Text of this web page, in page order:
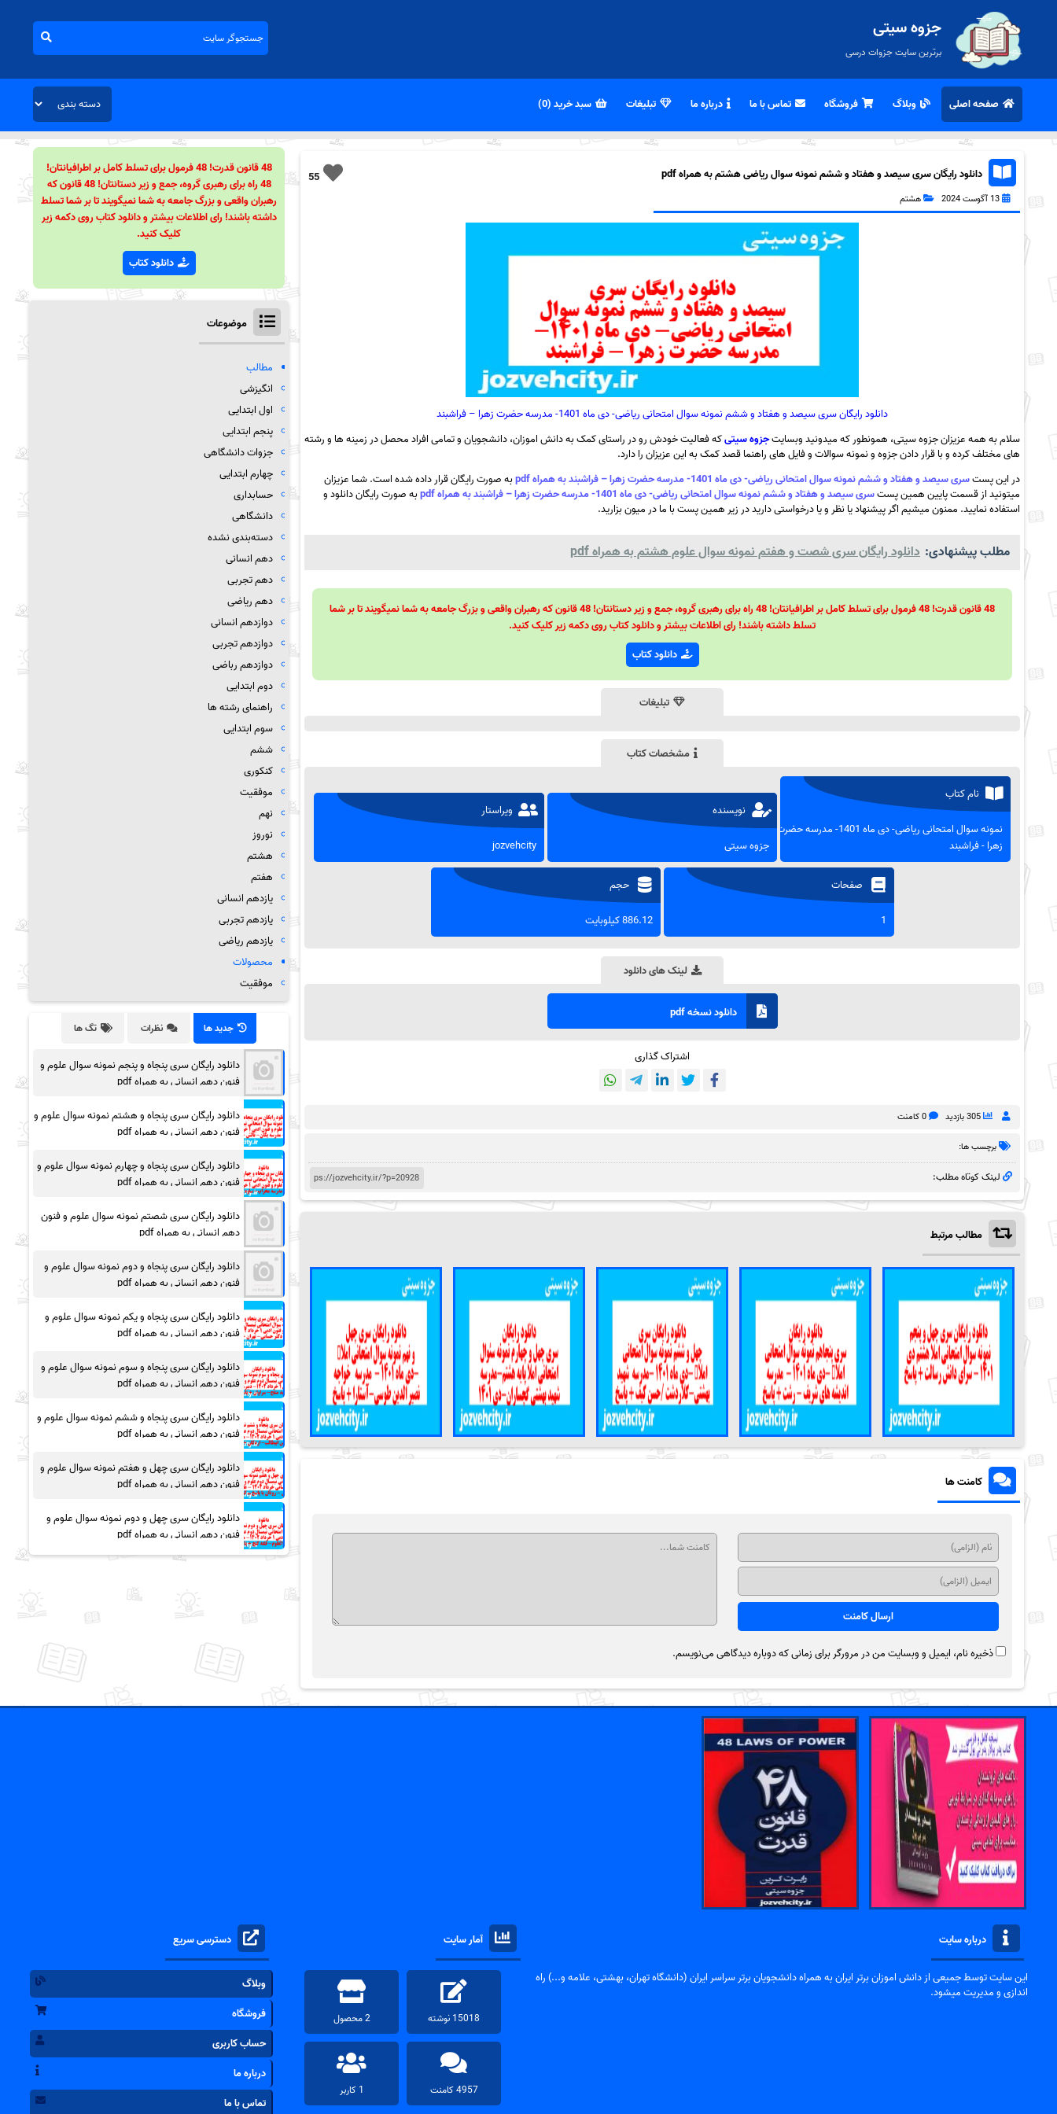
جزوه سیتی
برترین سایت جزوات درسی
صفحه اصلی وبلاگ فروشگاه تماس با ما درباره ما تبلیغات سبد خرید (0)
55 دانلود رایگان سری سیصد و هفتاد و ششم نمونه سوال ریاضی هشتم به همراه pdf
13 آگوست 2024 هشتم
دانلود رایگان سری سیصد و هفتاد و ششم نمونه سوال امتحانی ریاضی- دی ماه 1401- مدرسه حضرت زهرا – فراشبند
سلام به همه عزیزان جزوه سیتی، همونطور که میدونید وبسایتجزوه سیتیکه فعالیت خودش رو در راستای کمک به دانش اموزان، دانشجویان و تمامی افراد محصل در زمینه ها و رشته
های مختلف کرده و با قرار دادن جزوه و نمونه سوالات و فایل های راهنما قصد کمک به این عزیزان را دارد.
در این پستسری سیصد و هفتاد و ششم نمونه سوال امتحانی ریاضی- دی ماه 1401- مدرسه حضرت زهرا – فراشبند به همراه pdf
به صورت رایگان قرار داده شده است. شما عزیزان
میتونید از قسمت پایین همین پستسری سیصد و هفتاد و ششم نمونه سوال امتحانی ریاضی- دی ماه 1401- مدرسه حضرت زهرا – فراشبند به همراه pdf
به صورت رایگان دانلود و
استفاده نمایید. ممنون میشیم اگر پیشنهاد یا نظر و یا درخواستی دارید در زیر همین پست با ما در میون بزارید.
مطلب پیشنهادی: دانلود رایگان سری شصت و هفتم نمونه سوال علوم هشتم به همراه pdf
48 قانون قدرت! 48 فرمول برای تسلط کامل بر اطرافیانتان! 48 راه برای رهبری گروه، جمع و زیر دستانتان! 48 قانون که رهبران واقعی و بزرگ جامعه به شما نمیگویند تا بر شما
تسلط داشته باشند! رای اطلاعات بیشتر و دانلود کتاب روی دکمه زیر کلیک کنید.
دانلود کتاب
تبلیغات
مشخصات کتاب
نام کتاب
نمونه سوال امتحانی ریاضی- دی ماه 1401- مدرسه حضرت
زهرا - فراشبند
نویسنده
جزوه سیتی
ویراستار
jozvehcity
صفحات
1
حجم
886.12 کیلوبایت
لینک های دانلود
دانلود نسخه pdf
اشتراک گذاری
305 بازدید 0 کامنت
برچسب ها:
لینک کوتاه مطلب:
مطالب مرتبط
کامنت ها
ذخیره نام، ایمیل و وبسایت من در مرورگر برای زمانی که دوباره دیدگاهی می‌نویسم.
48 قانون قدرت! 48 فرمول برای تسلط کامل بر اطرافیانتان!
48 راه برای رهبری گروه، جمع و زیر دستانتان! 48 قانون که
رهبران واقعی و بزرگ جامعه به شما نمیگویند تا بر شما تسلط
داشته باشند! رای اطلاعات بیشتر و دانلود کتاب روی دکمه زیر
کلیک کنید.
دانلود کتاب
موضوعات
مطالب
انگیزشی
اول ابتدایی
پنجم ابتدایی
جزوات دانشگاهی
چهارم ابتدایی
حسابداری
دانشگاهی
دسته‌بندی نشده
دهم انسانی
دهم تجربی
دهم ریاضی
دوازدهم انسانی
دوازدهم تجربی
دوازدهم رباضی
دوم ابتدایی
راهنمای رشته ها
سوم ابتدایی
ششم
کنکوری
موفقیت
نهم
نوروز
هشتم
هفتم
یازدهم انسانی
یازدهم تجربی
یازدهم ریاضی
محصولات
موفقیت
جدید ها نظرات تگ ها
دانلود رایگان سری پنجاه و پنجم نمونه سوال علوم و
فنون دهم انسانی به همراه pdf
دانلود رایگان سری پنجاه و هشتم نمونه سوال علوم و
فنون دهم انسانی به همراه pdf
دانلود رایگان سری پنجاه و چهارم نمونه سوال علوم و
فنون دهم انسانی به همراه pdf
دانلود رایگان سری شصتم نمونه سوال علوم و فنون
دهم انسانی به همراه pdf
دانلود رایگان سری پنجاه و دوم نمونه سوال علوم و
فنون دهم انسانی به همراه pdf
دانلود رایگان سری پنجاه و یکم نمونه سوال علوم و
فنون دهم انسانی به همراه pdf
دانلود رایگان سری پنجاه و سوم نمونه سوال علوم و
فنون دهم انسانی به همراه pdf
دانلود رایگان سری پنجاه و ششم نمونه سوال علوم و
فنون دهم انسانی به همراه pdf
دانلود رایگان سری چهل و هفتم نمونه سوال علوم و
فنون دهم انسانی به همراه pdf
دانلود رایگان سری چهل و دوم نمونه سوال علوم و
فنون دهم انسانی به همراه pdf
درباره سایت
این سایت توسط جمیعی از دانش اموزان برتر ایران به همراه دانشجویان برتر سراسر ایران (دانشگاه تهران، بهشتی، علامه و...) راه
اندازی و مدیریت میشود.
آمار سایت
15018 نوشته 2 محصول
4957 کامنت 1 کاربر
دسترسی سریع
وبلاگ
فروشگاه
حساب کاربری
درباره ما
تماس با ما